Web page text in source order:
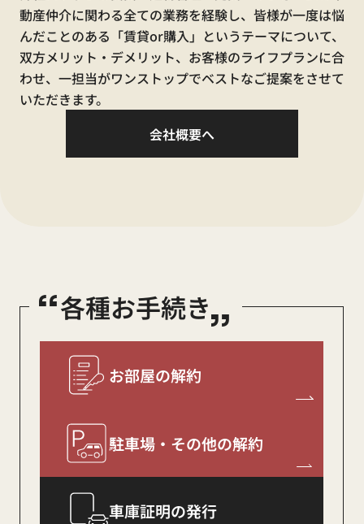
0120-410-554
【休業中の電話窓口】
賃貸に関するお問合せ
080-9444-8304
2025.12.25
年末年始休業のお知
動産仲介に関わる全ての業務を経験し、皆様が一度は悩
んだことのある「賃貸or購入」というテーマについて、
双方メリット・デメリット、お客様のライフプランに合
わせ、一担当がワンストップでベストなご提案をさせて
いただきます。
会社概要へ
“各種お手続き„
お部屋の解約
駐車場・その他の解約
車庫証明の発行